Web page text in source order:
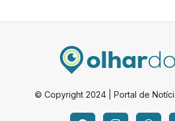
© Copyright 2024 | Portal de